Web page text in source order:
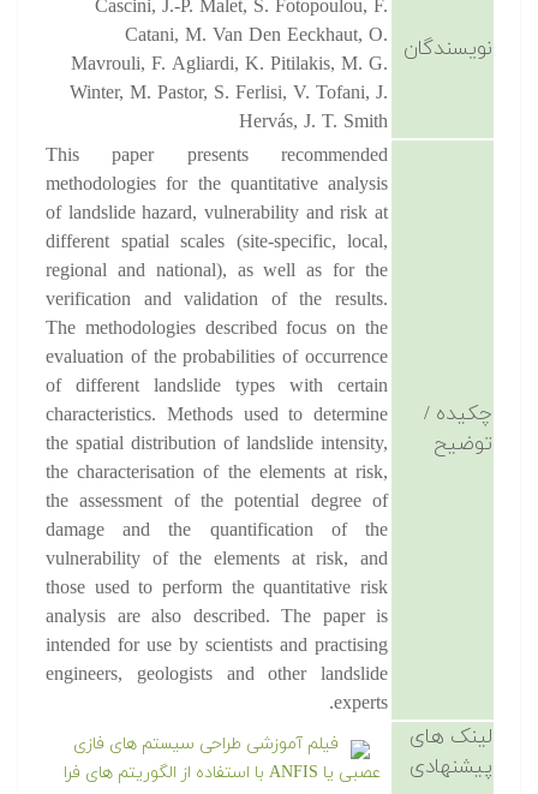
نویسندگان
Cascini, J.-P. Malet, S. Fotopoulou, F.
Catani, M. Van Den Eeckhaut, O.
Mavrouli, F. Agliardi, K. Pitilakis, M. G.
Winter, M. Pastor, S. Ferlisi, V. Tofani, J.
Hervás, J. T. Smith
چکیده /
توضیح
This paper presents recommended
methodologies for the quantitative analysis
of landslide hazard, vulnerability and risk at
different spatial scales (site-specific, local,
regional and national), as well as for the
verification and validation of the results.
The methodologies described focus on the
evaluation of the probabilities of occurrence
of different landslide types with certain
characteristics. Methods used to determine
the spatial distribution of landslide intensity,
the characterisation of the elements at risk,
the assessment of the potential degree of
damage and the quantification of the
vulnerability of the elements at risk, and
those used to perform the quantitative risk
analysis are also described. The paper is
intended for use by scientists and practising
engineers, geologists and other landslide
experts.
لینک های
پیشنهادی
فیلم آموزشی طراحی سیستم های فازی
عصبی یا ANFIS با استفاده از الگوریتم های فرا